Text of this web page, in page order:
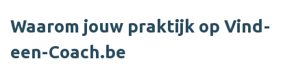
Waarom jouw praktijk op Vind-
een-Coach.be